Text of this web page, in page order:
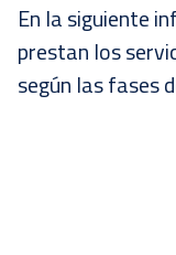
En la siguiente
prestan los
según las fases